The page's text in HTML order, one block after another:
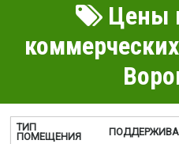
Цены
ТИП
ПОМЕЩЕНИЯ